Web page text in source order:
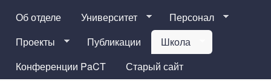
содержанию
Об отделе Университет
Персонал
Проекты
Публикации
Школа
Конференции PaCT
Старый сайт